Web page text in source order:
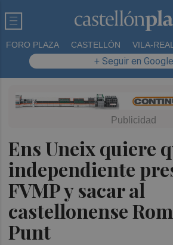
FORO PLAZA CASTELLÓN VILA-REAL
+ Seguir en Google
Ens Uneix quiere
independiente
FVMP y sacar al
castellonense
Punt